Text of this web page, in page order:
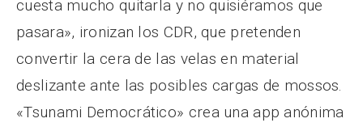
cuesta mucho quitarla y no quisiéramos que
pasara», ironizan los CDR, que pretenden
convertir la cera de las velas en material
deslizante ante las posibles cargas de mossos.
«Tsunami Democrático» crea una app anónima